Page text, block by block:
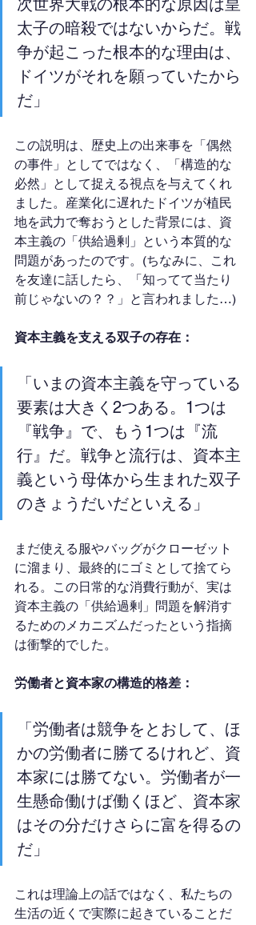
次世界大戦の根本的な原因は皇
太子の暗殺ではないからだ。戦
争が起こった根本的な理由は、
ドイツがそれを願っていたから
だ」
この説明は、歴史上の出来事を「偶然
の事件」としてではなく、「構造的な
必然」として捉える視点を与えてくれ
ました。産業化に遅れたドイツが植民
地を武力で奪おうとした背景には、資
本主義の「供給過剰」という本質的な
問題があったのです。(ちなみに、これ
を友達に話したら、「知ってて当たり
前じゃないの？？」と言われました…)
資本主義を支える双子の存在：
「いまの資本主義を守っている
要素は大きく2つある。1つは
『戦争』で、もう1つは『流
行』だ。戦争と流行は、資本主
義という母体から生まれた双子
のきょうだいだといえる」
まだ使える服やバッグがクローゼット
に溜まり、最終的にゴミとして捨てら
れる。この日常的な消費行動が、実は
資本主義の「供給過剰」問題を解消す
るためのメカニズムだったという指摘
は衝撃的でした。
労働者と資本家の構造的格差：
「労働者は競争をとおして、ほ
かの労働者に勝てるけれど、資
本家には勝てない。労働者が一
生懸命働けば働くほど、資本家
はその分だけさらに富を得るの
だ」
これは理論上の話ではなく、私たちの
生活の近くで実際に起きていることだ